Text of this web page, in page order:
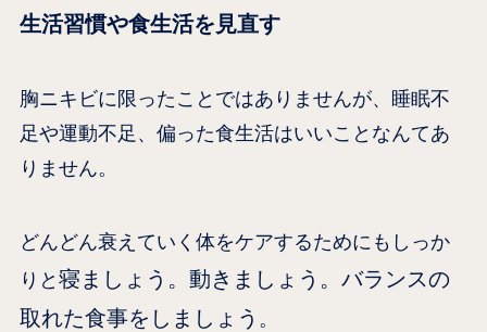
生活習慣や食生活を見直す
胸ニキビに限ったことではありませんが、睡眠不
足や運動不足、偏った食生活はいいことなんてあ
りません。
どんどん衰えていく体をケアするためにもしっか
りと 寝ましょう。動きましょう。バランスの
取れた食事をしましょう 。